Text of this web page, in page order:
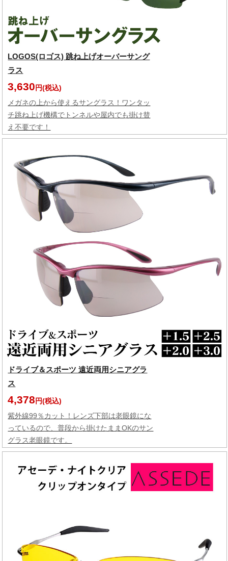
LOGOS(ロゴス) 跳ね上げオーバーサング
ラス
3,630 円(税込)
メガネの上から使えるサングラス！ワンタッ
チ跳ね上げ機構でトンネルや屋内でも掛け替
え不要です！
ドライブ＆スポーツ 遠近両用シニアグラ
ス
4,378 円(税込)
紫外線99％カット！レンズ下部は老眼鏡にな
っているので、普段から掛けたままOKのサン
グラス老眼鏡です。